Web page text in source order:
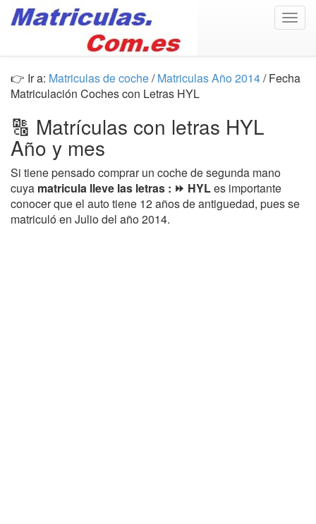
👉 Ir a: Matriculas de coche/Matriculas Año 2014/ Fecha
Matriculación Coches con Letras HYL
🔠 Matrículas con letras HYL
Año y mes
Si tiene pensado comprar un coche de segunda mano
cuya matricula lleve las letras : ⏩ HYLes importante
conocer que el auto tiene 12 años de antiguedad, pues se
matriculó en Julio del año 2014.